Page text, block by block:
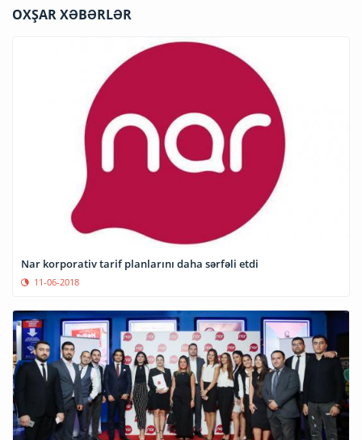
OXŞAR XƏBƏRLƏR
Nar korporativ tarif planlarını daha sərfəli etdi
11-06-2018